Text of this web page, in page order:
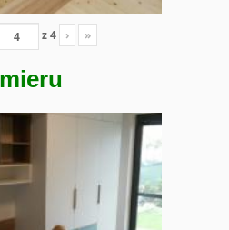
z4 › »